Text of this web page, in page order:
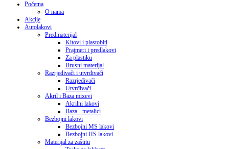
Početna
O nama
Akcije
Autolakovi
Predmaterijal
Kitovi i plastobiti
Prajmeri i predlakovi
Za plastiku
Brusni materijal
Razrjeđivači i utvrđivači
Razrjeđivači
Utvrđivači
Akril i Baza mixevi
Akrilni lakovi
Baza - metalici
Bezbojni lakovi
Bezbojni MS lakovi
Bezbojni HS lakovi
Materijal za zaštitu